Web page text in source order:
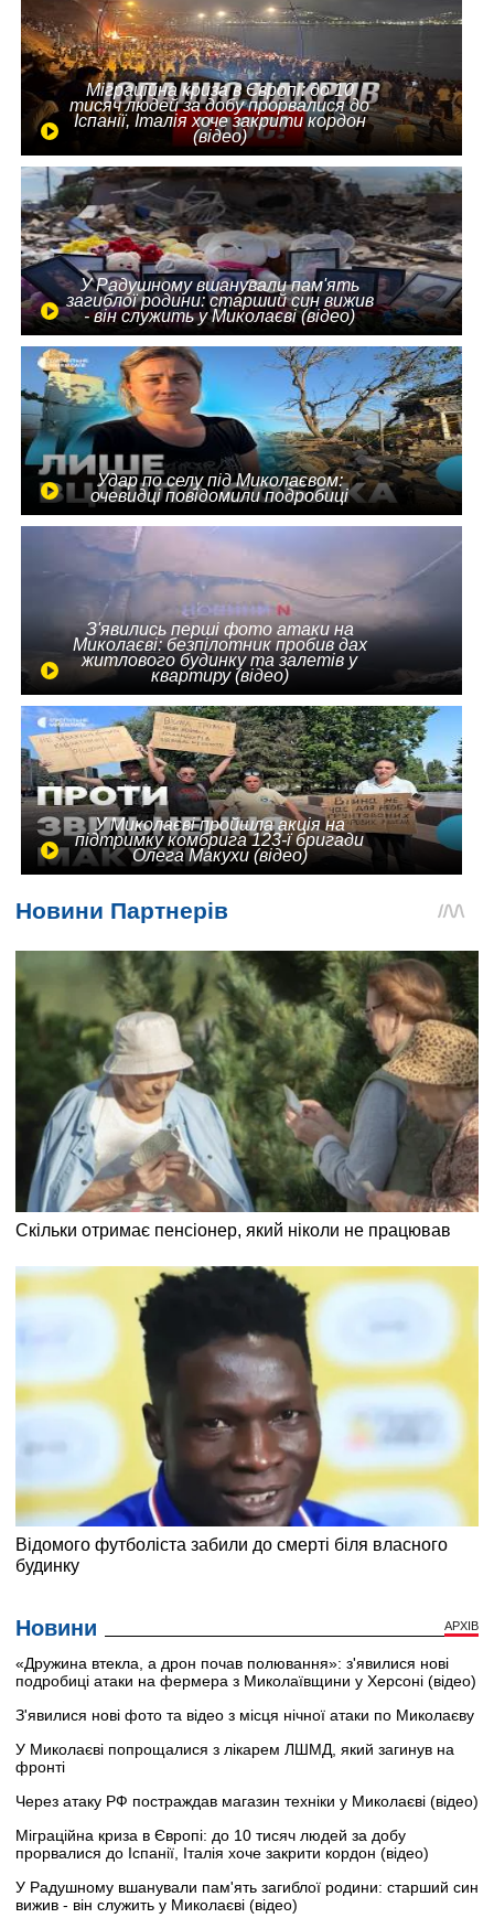
Міграційна криза в Європі: до 10
тисяч людей за добу прорвалися до
Іспанії, Італія хоче закрити кордон
(відео)
У Радушному вшанували пам'ять
загиблої родини: старший син вижив
- він служить у Миколаєві (відео)
Удар по селу під Миколаєвом:
очевидці повідомили подробиці
З'явились перші фото атаки на
Миколаєві: безпілотник пробив дах
житлового будинку та залетів у
квартиру (відео)
У Миколаєві пройшла акція на
підтримку комбрига 123-ї бригади
Олега Макухи (відео)
Новини АРХІВ
«Дружина втекла, а дрон почав полювання»: з'явилися нові
подробиці атаки на фермера з Миколаївщини у Херсоні (відео)
З'явилися нові фото та відео з місця нічної атаки по Миколаєву
У Миколаєві попрощалися з лікарем ЛШМД, який загинув на
фронті
Через атаку РФ постраждав магазин техніки у Миколаєві (відео)
Міграційна криза в Європі: до 10 тисяч людей за добу
прорвалися до Іспанії, Італія хоче закрити кордон (відео)
У Радушному вшанували пам'ять загиблої родини: старший син
вижив - він служить у Миколаєві (відео)